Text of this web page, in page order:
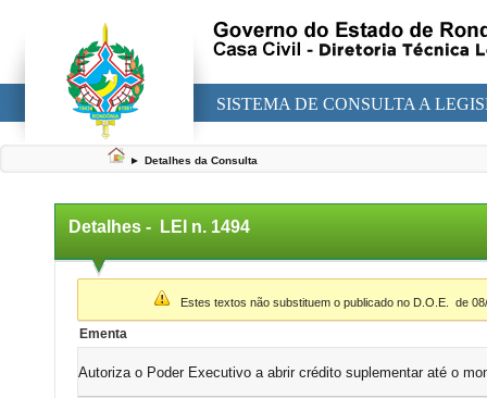
SISTEMA DE CONSULTA A
► Detalhes da Consulta
Detalhes - LEI n. 1494
▼
Estes textos não substituem o publicado no D.O.E. de
Ementa
Autoriza o Poder Executivo a abrir crédito suplementar até o